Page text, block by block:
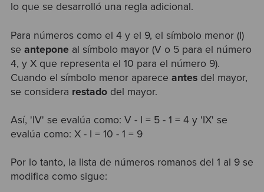
lo que se desarrolló una regla adicional.
Para números como el 4 y el 9, el símbolo menor (I)
se anteponeal símbolo mayor (V o 5 para el número
4, y X que representa el 10 para el número 9).
Cuando el símbolo menor aparece antesdel mayor,
se considera restadodel mayor.
Así, 'IV' se evalúa como: V - I = 5 - 1 = 4 y 'IX' se
evalúa como: X - I = 10 - 1 = 9
Por lo tanto, la lista de números romanos del 1 al 9 se
modifica como sigue: